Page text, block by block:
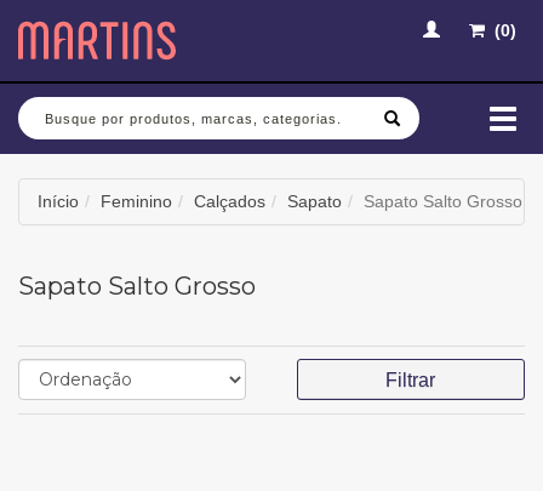
(0)
Busca
Início Feminino Calçados Sapato Sapato Salto Grosso
Sapato Salto Grosso
Filtrar